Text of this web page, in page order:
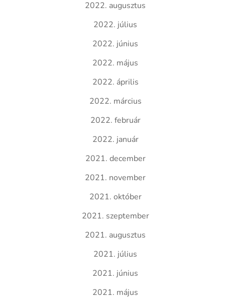
2022. augusztus
2022. július
2022. június
2022. május
2022. április
2022. március
2022. február
2022. január
2021. december
2021. november
2021. október
2021. szeptember
2021. augusztus
2021. július
2021. június
2021. május